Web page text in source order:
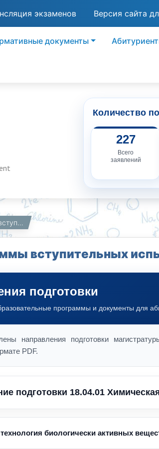
экзаменов Версия сайта
документы
Количество
227
Всего
заявлений
Программы вступительных испытаний магистратуры
вступительных
подготовки
программы и документы для
направления подготовки
PDF.
подготовки 18.04.01
биологически активных